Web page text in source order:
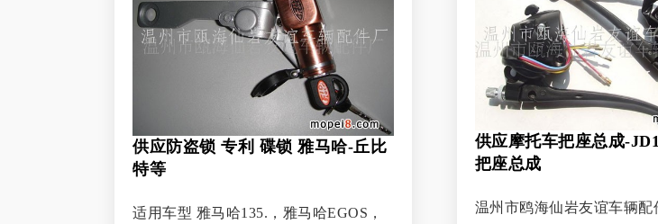
供应防盗锁 专利 碟锁 雅马哈-丘比
特等
适用车型 雅马哈135.，雅马哈EGOS，
供应摩托车把座总成-
把座总成
温州市鸥海仙岩友谊车辆配